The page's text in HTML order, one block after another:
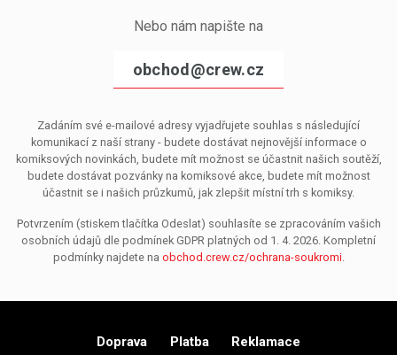
Nebo nám napište na
obchod@crew.cz
Zadáním své e-mailové adresy vyjadřujete souhlas s následující
komunikací z naší strany - budete dostávat nejnovější informace o
komiksových novinkách, budete mít možnost se účastnit našich soutěží,
budete dostávat pozvánky na komiksové akce, budete mít možnost
účastnit se i našich průzkumů, jak zlepšit místní trh s komiksy.
Potvrzením (stiskem tlačítka Odeslat) souhlasíte se zpracováním vašich
osobních údajů dle podmínek GDPR platných od 1. 4. 2026. Kompletní
podmínky najdete na obchod.crew.cz/ochrana-soukromi.
Doprava Platba
Reklamace